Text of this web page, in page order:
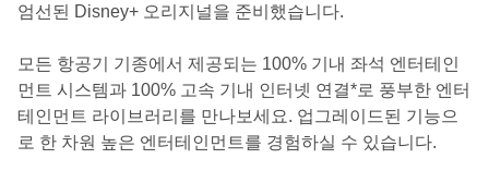
엄선된 Disney+ 오리지널을 준비했습니다.
모든 항공기 기종에서 제공되는 100% 기내 좌석 엔터테인
먼트 시스템과 100% 고속 기내 인터넷 연결*로 풍부한 엔터
테인먼트 라이브러리를 만나보세요. 업그레이드된 기능으
로 한 차원 높은 엔터테인먼트를 경험하실 수 있습니다.